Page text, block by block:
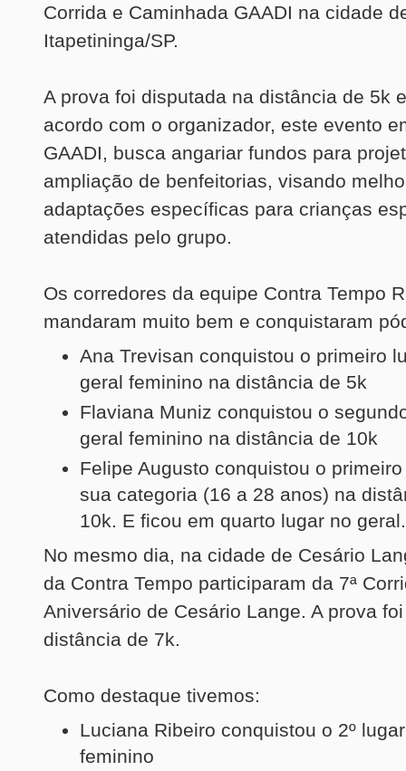
Corrida e Caminhada GAADI na cidade
Itapetininga/SP.
A prova foi disputada na distância de 5k
acordo com o organizador, este evento
GAADI, busca angariar fundos para
ampliação de benfeitorias, visando
adaptações específicas para crianças
atendidas pelo grupo.
Os corredores da equipe Contra Tempo
mandaram muito bem e conquistaram
Ana Trevisan conquistou o primeiro
geral feminino na distância de 5k
Flaviana Muniz conquistou o
geral feminino na distância de 10k
Felipe Augusto conquistou o
sua categoria (16 a 28 anos) na
10k. E ficou em quarto lugar no geral.
No mesmo dia, na cidade de Cesário
da Contra Tempo participaram da 7ª
Aniversário de Cesário Lange. A prova
distância de 7k.
Como destaque tivemos:
Luciana Ribeiro conquistou o 2º
feminino